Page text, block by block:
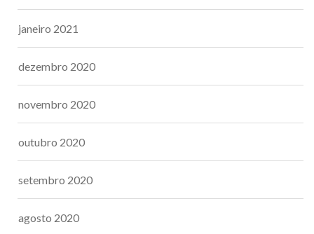
janeiro 2021
dezembro 2020
novembro 2020
outubro 2020
setembro 2020
agosto 2020